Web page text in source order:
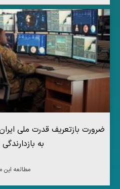
ضرورت بازتعریف قدرت ملی
به
مطالعه